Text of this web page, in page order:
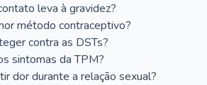
leva à gravidez?
método contraceptivo?
contra as DSTs?
sintomas da TPM?
dor durante a relação sexual?